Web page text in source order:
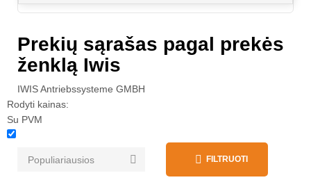
Prekių sąrašas pagal prekės
ženklą Iwis
IWIS Antriebssysteme GMBH
Rodyti kainas:
Su PVM

Populiariausios  FILTRUOTI